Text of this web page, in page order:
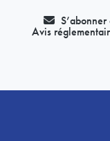
Avis